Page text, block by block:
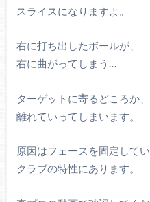
スライスになりますよ。
右に打ち出したボールが、
右に曲がってしまう…
ターゲットに寄るどころか、
離れていってしまいます。
原因はフェースを固定してい
クラブの特性にあります。